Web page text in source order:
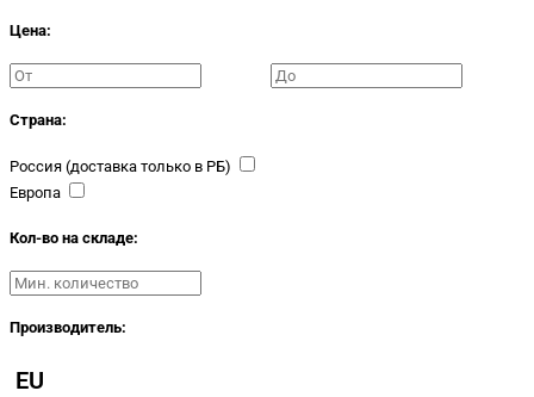
Цена:
Страна:
Россия (доставка только в РБ)
Европа
Кол-во на складе:
Производитель:
EU